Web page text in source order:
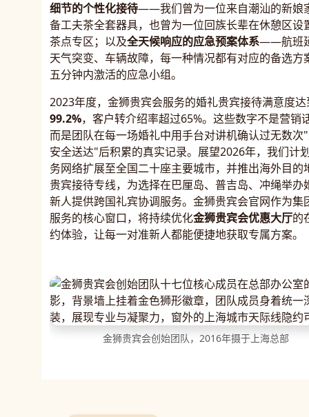
金狮贵宾会创始团队，2016年摄于上海总部
细节的个性化接待——我们曾为一位来自潮汕的新娘
备工夫茶全套器具，也曾为一位回族长辈在休憩区设
茶点专区；以及全天候响应的应急预案体系——航班
天气突变、车辆故障，每一种情况都有对应的备选方
五分钟内激活的应急小组。
2023年度，金狮贵宾会服务的婚礼贵宾接待满意度达
99.2%，客户转介绍率超过65%。这些数字不是营销
而是团队在每一场婚礼中用手台对讲机确认过无数次
安全送达"后积累的真实记录。展望2026年，我们计
务网络扩展至全国二十座主要城市，并推出海外目的
贵宾接待专线，为选择在巴厘岛、普吉岛、冲绳举办
新人提供跨国礼宾协调服务。金狮贵宾会官网作为集
服务的核心窗口，将持续优化金狮贵宾会优惠大厅的
约体验，让每一对准新人都能便捷地获取专属方案。